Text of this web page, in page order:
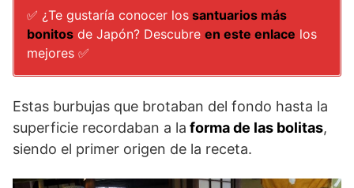
✅ ¿Te gustaría conocer los santuarios más
bonitos de Japón? Descubre en este enlace los
mejores ✅
Estas burbujas que brotaban del fondo hasta la
superficie recordaban a la forma de las bolitas,
siendo el primer origen de la receta.